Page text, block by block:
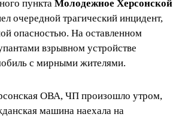
пункта Молодежное Херсонской
очередной трагический инцидент,
опасностью. На оставленном
взрывном устройстве
с мирными жителями.
ОВА, ЧП произошло утром,
машина наехала на